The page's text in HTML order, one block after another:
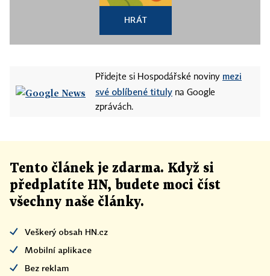
HRÁT
Přidejte si Hospodářské noviny mezi
své oblíbené tituly na Google
zprávách.
Tento článek je zdarma. Když si
předplatíte HN, budete moci číst
všechny naše články.
Veškerý obsah HN.cz
Mobilní aplikace
Bez reklam